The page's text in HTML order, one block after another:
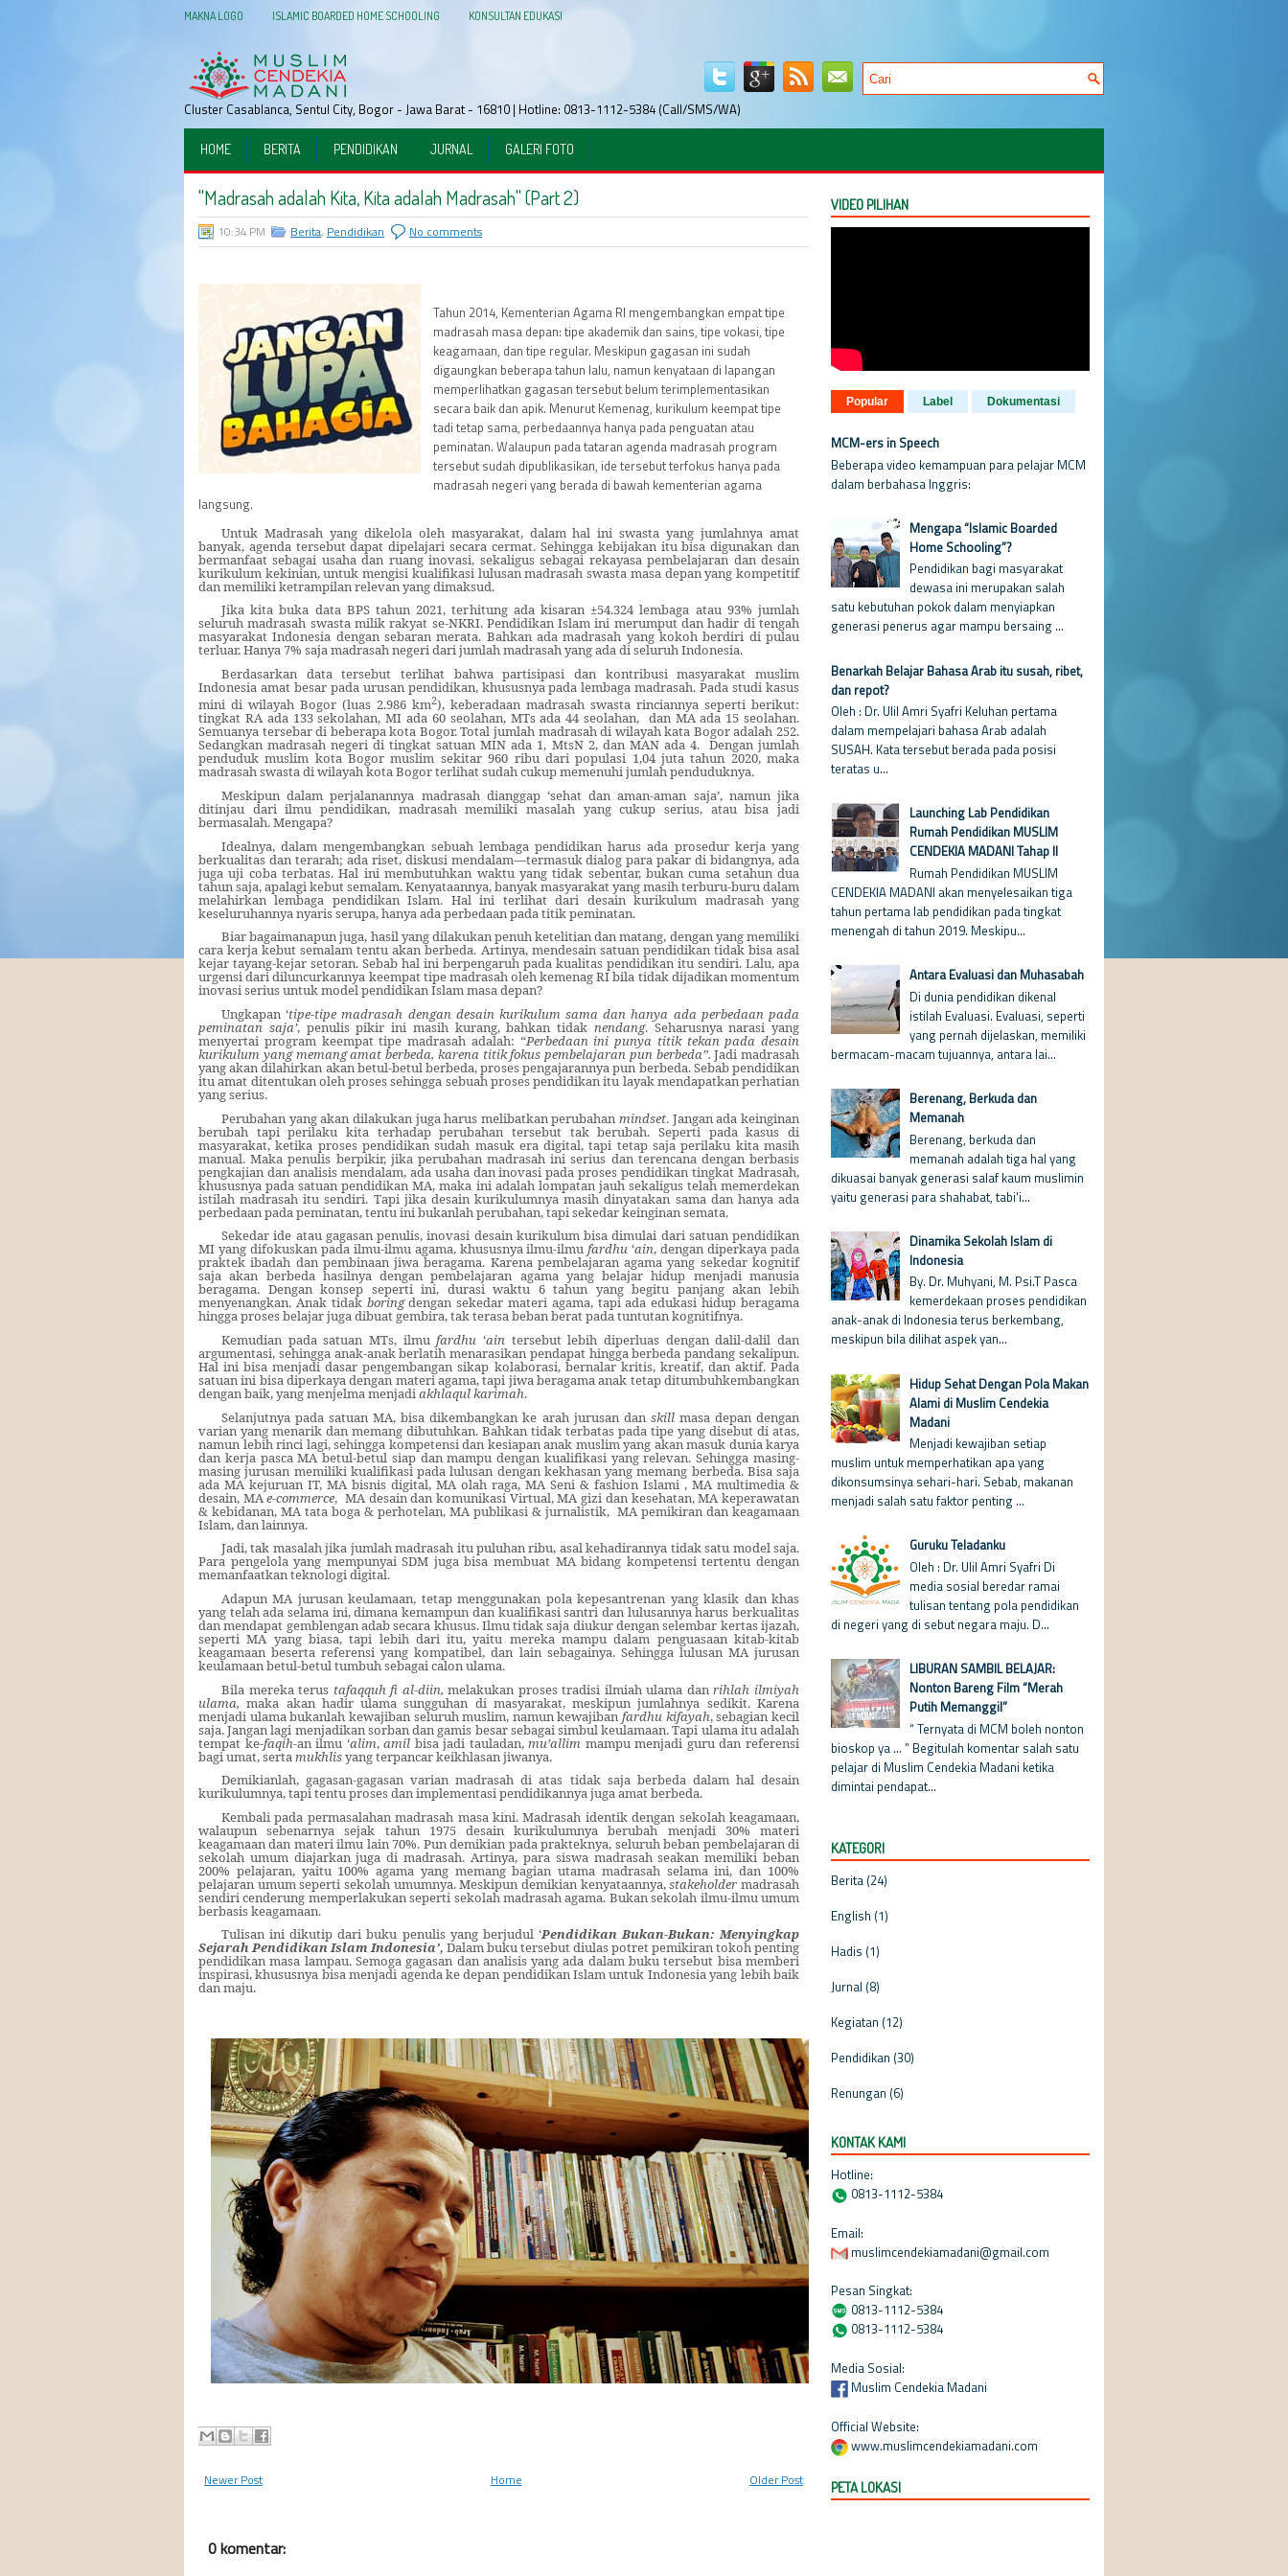
MAKNA LOGO ISLAMIC BOARDED HOME SCHOOLING KONSULTAN EDUKASI
Cluster Casablanca, Sentul City, Bogor - Jawa Barat - 16810 | Hotline: 0813-1112-5384 (Call/SMS/WA)
HOME BERITA PENDIDIKAN JURNAL GALERI FOTO
"Madrasah adalah Kita, Kita adalah Madrasah" (Part 2)
10:34 PM Berita, Pendidikan No comments
Tahun 2014, Kementerian Agama RI mengembangkan empat tipe
madrasah masa depan: tipe akademik dan sains, tipe vokasi, tipe
keagamaan, dan tipe regular. Meskipun gagasan ini sudah
digaungkan beberapa tahun lalu, namun kenyataan di lapangan
memperlihatkan gagasan tersebut belum terimplementasikan
secara baik dan apik. Menurut Kemenag, kurikulum keempat tipe
tadi tetap sama, perbedaannya hanya pada penguatan atau
peminatan. Walaupun pada tataran agenda madrasah program
tersebut sudah dipublikasikan, ide tersebut terfokus hanya pada
madrasah negeri yang berada di bawah kementerian agama
langsung.
Untuk Madrasah yang dikelola oleh masyarakat, dalam hal ini swasta yang jumlahnya amat
banyak, agenda tersebut dapat dipelajari secara cermat. Sehingga kebijakan itu bisa digunakan dan
bermanfaat sebagai usaha dan ruang inovasi, sekaligus sebagai rekayasa pembelajaran dan desain
kurikulum kekinian, untuk mengisi kualifikasi lulusan madrasah swasta masa depan yang kompetitif
dan memiliki ketrampilan relevan yang dimaksud.
Jika kita buka data BPS tahun 2021, terhitung ada kisaran ±54.324 lembaga atau 93% jumlah
seluruh madrasah swasta milik rakyat se-NKRI. Pendidikan Islam ini merumput dan hadir di tengah
masyarakat Indonesia dengan sebaran merata. Bahkan ada madrasah yang kokoh berdiri di pulau
terluar. Hanya 7% saja madrasah negeri dari jumlah madrasah yang ada di seluruh Indonesia.
Berdasarkan data tersebut terlihat bahwa partisipasi dan kontribusi masyarakat muslim
Indonesia amat besar pada urusan pendidikan, khususnya pada lembaga madrasah. Pada studi kasus
mini di wilayah Bogor (luas 2.986 km2), keberadaan madrasah swasta rinciannya seperti berikut:
tingkat RA ada 133 sekolahan, MI ada 60 seolahan, MTs ada 44 seolahan, dan MA ada 15 seolahan.
Semuanya tersebar di beberapa kota Bogor. Total jumlah madrasah di wilayah kata Bogor adalah 252.
Sedangkan madrasah negeri di tingkat satuan MIN ada 1, MtsN 2, dan MAN ada 4. Dengan jumlah
penduduk muslim kota Bogor muslim sekitar 960 ribu dari populasi 1,04 juta tahun 2020, maka
madrasah swasta di wilayah kota Bogor terlihat sudah cukup memenuhi jumlah penduduknya.
Meskipun dalam perjalanannya madrasah dianggap ‘sehat dan aman-aman saja’, namun jika
ditinjau dari ilmu pendidikan, madrasah memiliki masalah yang cukup serius, atau bisa jadi
bermasalah. Mengapa?
Idealnya, dalam mengembangkan sebuah lembaga pendidikan harus ada prosedurkerjayang
berkualitas dan terarah; ada riset, diskusi mendalam—termasuk dialog para pakar di bidangnya,ada
jugauji coba terbatas.Hal ini membutuhkan waktu yang tidak sebentar, bukan cuma setahun dua
tahun saja, apalagi kebut semalam. Kenyataannya, banyak masyarakat yang masih terburu-buru dalam
melahirkan lembaga pendidikan Islam. Hal ini terlihat dari desain kurikulum madrasah yang
keseluruhannya nyaris serupa, hanya ada perbedaan pada titik peminatan.
Biar bagaimanapun juga, hasil yang dilakukan penuh ketelitian dan matang, denganyang memiliki
cara kerjakebut semalam tentu akan berbeda. Artinya, mendesain satuan pendidikan tidak bisa asal
kejar tayang-kejar setoran. Sebab hal ini berpengaruh pada kualitas pendidikan itu sendiri. Lalu, apa
urgensi dari diluncurkannya keempat tipe madrasah oleh kemenag RI bila tidak dijadikan momentum
inovasi serius untuk model pendidikan Islam masa depan?
Ungkapan ‘tipe-tipe madrasah dengan desain kurikulum sama dan hanya ada perbedaan pada
peminatan saja’, penulis pikir ini masih kurang, bahkan tidak nendang. Seharusnya narasi yang
menyertai program keempat tipe madrasah adalah: “Perbedaan ini punya titik tekan pada desain
kurikulum yang memang amat berbeda, karena titik fokus pembelajaran pun berbeda”. Jadi madrasah
yang akan dilahirkan akan betul-betul berbeda, proses pengajarannya pun berbeda. Sebab pendidikan
itu amat ditentukan oleh proses sehingga sebuah proses pendidikan itu layak mendapatkan perhatian
yang serius.
Perubahan yang akan dilakukan juga harus melibatkan perubahanmindset. Jangan ada keinginan
berubah tapi perilaku kita terhadap perubahan tersebut tak berubah. Seperti pada kasus di
masyarakat, ketika proses pendidikan sudah masuk era digital, tapi tetap saja perilaku kita masih
manual. Maka penulis berpikir, jika perubahan madrasah ini serius dan terencana dengan berbasis
pengkajian dan analisis mendalam, ada usaha dan inovasi pada proses pendidikan tingkat Madrasah,
khususnya pada satuan pendidikan MA, maka ini adalah lompatan jauh sekaligus telah memerdekan
istilah madrasah itu sendiri. Tapi jika desain kurikulumnya masih dinyatakan sama dan hanya ada
perbedaan pada peminatan, tentu ini bukanlah perubahan, tapi sekedar keinginan semata.
Sekedar ide atau gagasan penulis, inovasi desain kurikulum bisa dimulai dari satuan pendidikan
MI yang difokuskan pada ilmu-ilmu agama, khususnya ilmu-ilmufardhu ‘ain, dengan diperkaya pada
praktek ibadah dan pembinaan jiwa beragama. Karena pembelajaran agama yang sekedar kognitif
saja akan berbeda hasilnya dengan pembelajaran agama yang belajar hidup menjadi manusia
beragama. Dengan konsep seperti ini, durasi waktu 6 tahun yang begitu panjang akan lebih
menyenangkan. Anak tidak boringdengan sekedar materi agama, tapi ada edukasi hidup beragama
hingga proses belajar juga dibuat gembira, tak terasa beban berat pada tuntutan kognitifnya.
Kemudian pada satuan MTs, ilmufardhu ‘ain tersebut lebih diperluas dengan dalil-dalil dan
argumentasi, sehingga anak-anak berlatih menarasikan pendapat hingga berbeda pandang sekalipun.
Hal ini bisa menjadi dasar pengembangan sikap kolaborasi, bernalar kritis, kreatif, dan aktif. Pada
satuan ini bisa diperkaya dengan materi agama, tapi jiwa beragama anak tetap ditumbuhkembangkan
dengan baik, yang menjelma menjadiakhlaqulkarimah.
Selanjutnya pada satuan MA, bisa dikembangkan ke arah jurusan dan skillmasa depan dengan
varian yang menarik dan memang dibutuhkan. Bahkan tidak terbatas pada tipe yang disebut di atas,
namun lebih rinci lagi, sehingga kompetensi dan kesiapan anak muslim yang akan masuk dunia karya
dan kerja pasca MA betul-betul siap dan mampu dengan kualifikasi yang relevan. Sehingga masing-
masing jurusan memiliki kualifikasi pada lulusan dengan kekhasan yang memang berbeda. Bisa saja
ada MA kejuruan IT, MA bisnis digital, MA olah raga, MA Seni & fashion Islami , MA multimedia &
desain, MAe-commerce, MA desain dan komunikasi Virtual, MA gizi dan kesehatan, MA keperawatan
& kebidanan, MA tata boga & perhotelan, MA publikasi & jurnalistik, MA pemikiran dan keagamaan
Islam, dan lainnya.
Jadi, tak masalah jika jumlah madrasah itu puluhan ribu, asal kehadirannya tidak satu model saja.
Para pengelola yang mempunyai SDM juga bisa membuat MA bidang kompetensi tertentu dengan
memanfaatkan teknologi digital.
Adapun MA jurusan keulamaan, tetap menggunakan pola kepesantrenan yang klasik dan khas
yang telah ada selama ini, dimana kemampun dan kualifikasi santri dan lulusannya harus berkualitas
dan mendapat gemblengan adab secara khusus. Ilmu tidak saja diukur dengan selembar kertas ijazah,
seperti MA yang biasa, tapi lebih dari itu, yaitu mereka mampu dalam penguasaan kitab-kitab
keagamaan beserta referensi yang kompatibel, dan lain sebagainya. Sehingga lulusan MA jurusan
keulamaan betul-betul tumbuh sebagai calon ulama.
Bila mereka terus tafaqquh fi al-diin, melakukan proses tradisi ilmiah ulama danrihlah ilmiyah
ulama, maka akan hadir ulama sungguhan di masyarakat, meskipun jumlahnya sedikit. Karena
menjadi ulama bukanlah kewajiban seluruh muslim, namun kewajibanfardhu kifayah, sebagian kecil
saja. Jangan lagi menjadikan sorban dan gamis besar sebagai simbul keulamaan. Tapi ulama itu adalah
tempat ke-faqih-an ilmu ‘alim,amil bisa jadi tauladan,mu’allim mampu menjadi guru dan referensi
bagi umat, serta mukhlisyang terpancar keikhlasan jiwanya.
Demikianlah, gagasan-gagasan varian madrasah di atas tidak saja berbeda dalam hal desain
kurikulumnya, tapi tentu proses dan implementasi pendidikannya juga amat berbeda.
Kembali pada permasalahan madrasah masa kini. Madrasah identik dengan sekolah keagamaan,
walaupun sebenarnya sejak tahun 1975 desain kurikulumnya berubah menjadi 30% materi
keagamaan dan materi ilmu lain 70%. Pun demikian pada prakteknya, seluruh beban pembelajaran di
sekolah umum diajarkan juga di madrasah. Artinya, para siswa madrasah seakan memiliki beban
200% pelajaran, yaitu 100% agama yang memang bagian utama madrasah selama ini, dan 100%
pelajaran umum seperti sekolah umumnya. Meskipun demikian kenyataannya,stakeholder madrasah
sendiri cenderung memperlakukan seperti sekolah madrasah agama. Bukan sekolah ilmu-ilmu umum
berbasis keagamaan.
Tulisan ini dikutip dari buku penulis yang berjudul ‘Pendidikan Bukan-Bukan: Menyingkap
Sejarah Pendidikan Islam Indonesia’, Dalam buku tersebut diulas potret pemikiran tokoh penting
pendidikan masa lampau. Semoga gagasan dan analisis yang ada dalam buku tersebut bisa memberi
inspirasi, khususnya bisa menjadi agenda ke depan pendidikan Islam untuk Indonesia yang lebih baik
dan maju.
Newer Post Older Post
Home
0 komentar:
VIDEO PILIHAN
Popular Label Dokumentasi
MCM-ers in Speech
Beberapa video kemampuan para pelajar MCM
dalam berbahasa Inggris:
Mengapa “Islamic Boarded
Home Schooling”?
Pendidikan bagi masyarakat
dewasa ini merupakan salah
satu kebutuhan pokok dalam menyiapkan
generasi penerus agar mampu bersaing ...
Benarkah Belajar Bahasa Arab itu susah, ribet,
dan repot?
Oleh : Dr. Ulil Amri Syafri Keluhan pertama
dalam mempelajari bahasa Arab adalah
SUSAH. Kata tersebut berada pada posisi
teratas u...
Launching Lab Pendidikan
Rumah Pendidikan MUSLIM
CENDEKIA MADANI Tahap II
Rumah Pendidikan MUSLIM
CENDEKIA MADANI akan menyelesaikan tiga
tahun pertama lab pendidikan pada tingkat
menengah di tahun 2019. Meskipu...
Antara Evaluasi dan Muhasabah
Di dunia pendidikan dikenal
istilah Evaluasi. Evaluasi, seperti
yang pernah dijelaskan, memiliki
bermacam-macam tujuannya, antara lai...
Berenang, Berkuda dan
Memanah
Berenang, berkuda dan
memanah adalah tiga hal yang
dikuasai banyak generasi salaf kaum muslimin
yaitu generasi para shahabat, tabi'i...
Dinamika Sekolah Islam di
Indonesia
By. Dr. Muhyani, M. Psi.T Pasca
kemerdekaan proses pendidikan
anak-anak di Indonesia terus berkembang,
meskipun bila dilihat aspek yan...
Hidup Sehat Dengan Pola Makan
Alami di Muslim Cendekia
Madani
Menjadi kewajiban setiap
muslim untuk memperhatikan apa yang
dikonsumsinya sehari-hari. Sebab, makanan
menjadi salah satu faktor penting ...
Guruku Teladanku
Oleh : Dr. Ulil Amri Syafri Di
media sosial beredar ramai
tulisan tentang pola pendidikan
di negeri yang di sebut negara maju. D...
LIBURAN SAMBIL BELAJAR:
Nonton Bareng Film “Merah
Putih Memanggil”
“ Ternyata di MCM boleh nonton
bioskop ya ... ” Begitulah komentar salah satu
pelajar di Muslim Cendekia Madani ketika
dimintai pendapat...
KATEGORI
Berita (24)
English (1)
Hadis (1)
Jurnal (8)
Kegiatan (12)
Pendidikan (30)
Renungan (6)
KONTAK KAMI
Hotline:
0813-1112-5384
Email:
muslimcendekiamadani@gmail.com
Pesan Singkat:
0813-1112-5384
0813-1112-5384
Media Sosial:
Muslim Cendekia Madani
Official Website:
www.muslimcendekiamadani.com
PETA LOKASI